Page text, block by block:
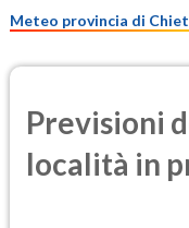
Meteo provincia di
Previsioni
località in